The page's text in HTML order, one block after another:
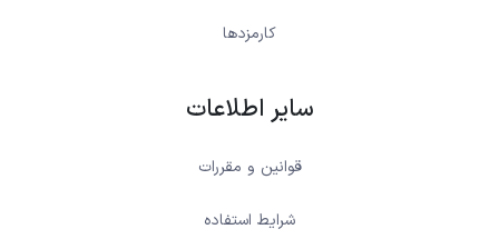
کارمزدها
سایر اطلاعات
قوانین و مقررات
شرایط استفاده